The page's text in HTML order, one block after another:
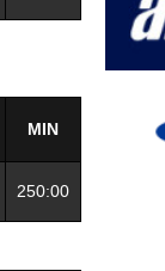
MIN
250:00